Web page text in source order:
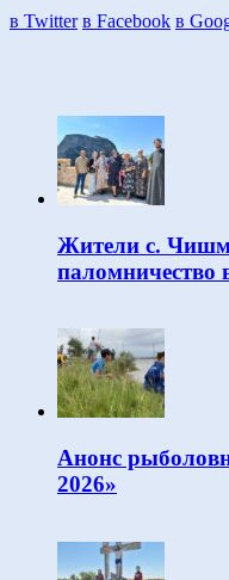
в Twitter в Facebook в
Жители с.
Анонс
2026»